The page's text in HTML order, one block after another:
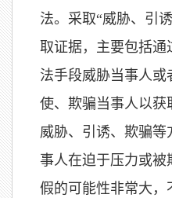
法。采取“威胁、引
取证据，主要包括
法手段威胁当事人
使、欺骗当事人以获
威胁、引诱、欺骗等
事人在迫于压力或被
假的可能性非常大